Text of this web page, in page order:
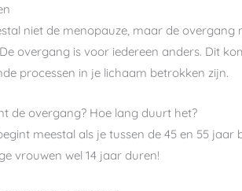
niet de menopauze, maar de
overgang is voor iedereen anders. Dit
processen in je lichaam betrokken zijn.
de overgang? Hoe lang duurt het?
meestal als je tussen de 45 en 55
vrouwen wel 14 jaar duren!